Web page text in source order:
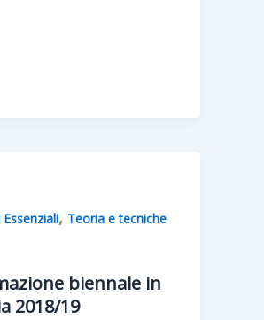
Essenziali, Teoria e tecniche
biennale in
2018/19